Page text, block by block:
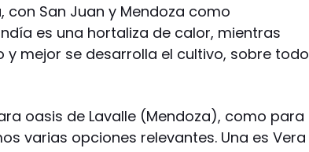
San Juan y Mendoza como
es una hortaliza de calor, mientras
mejor se desarrolla el cultivo, sobre todo
oasis de Lavalle (Mendoza), como para
varias opciones relevantes. Una es Vera